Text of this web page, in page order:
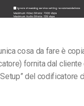
cosa da fare è
fornita dal cliente
del codificatore